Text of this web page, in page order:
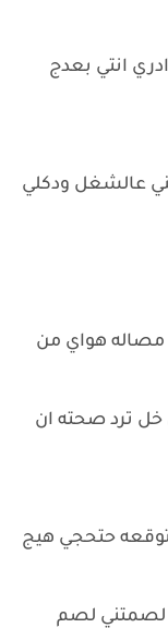
انتي بعدج
عالشغل ودكلي
مصاله هواي من
ترد صحته ان
حتحجي هيج
لصمتني لصم